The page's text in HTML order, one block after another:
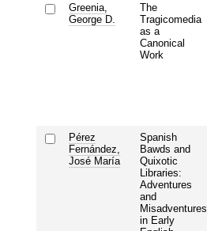
Greenia,
George D.
The
Tragicomedia
as a
Canonical
Work
Pérez
Fernández,
José María
Spanish
Bawds and
Quixotic
Libraries:
Adventures
and
Misadventures
in Early